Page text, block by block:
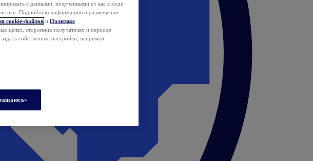
с данными, полученными от вас в ходе
Подробную информацию о размещении
cookie-файлов и Политике
целях, сторонних получателях и периоде
собственные настройки, например